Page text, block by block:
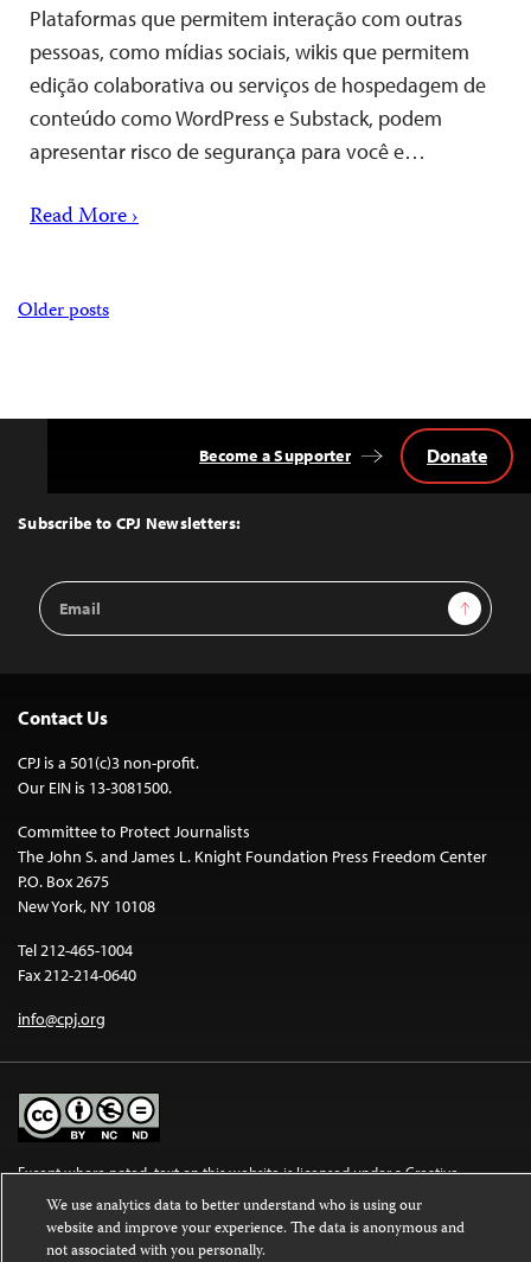
Plataformas que permitem interação com outras
pessoas, como mídias sociais, wikis que permitem
edição colaborativa ou serviços de hospedagem de
conteúdo como WordPress e Substack, podem
apresentar risco de segurança para você e…
Read More ›
Posts
Older posts
Top
Subscribe to CPJ Newsletters:
Email
Address
Sign Up
Become a Supporter Donate
Contact Us
CPJ is a 501(c)3 non-profit.
Our EIN is 13-3081500.
Committee to Protect Journalists
The John S. and James L. Knight Foundation Press Freedom Center
P.O. Box 2675
New York, NY 10108
Tel 212-465-1004
Fax 212-214-0640
info@cpj.org
Except where noted, text on this website is licensed under aCreative
License.
Images and other media are not covered by the Creative Commons license.
We use analytics data to better understand who is using our
website and improve your experience. The data is anonymous and
not associated with you personally.